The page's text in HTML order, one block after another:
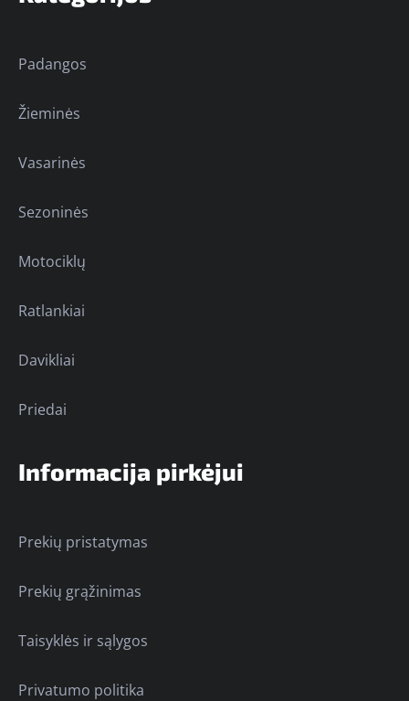
Padangos
Žieminės
Vasarinės
Sezoninės
Motociklų
Ratlankiai
Davikliai
Priedai
Informacija pirkėjui
Prekių pristatymas
Prekių grąžinimas
Taisyklės ir sąlygos
Privatumo politika